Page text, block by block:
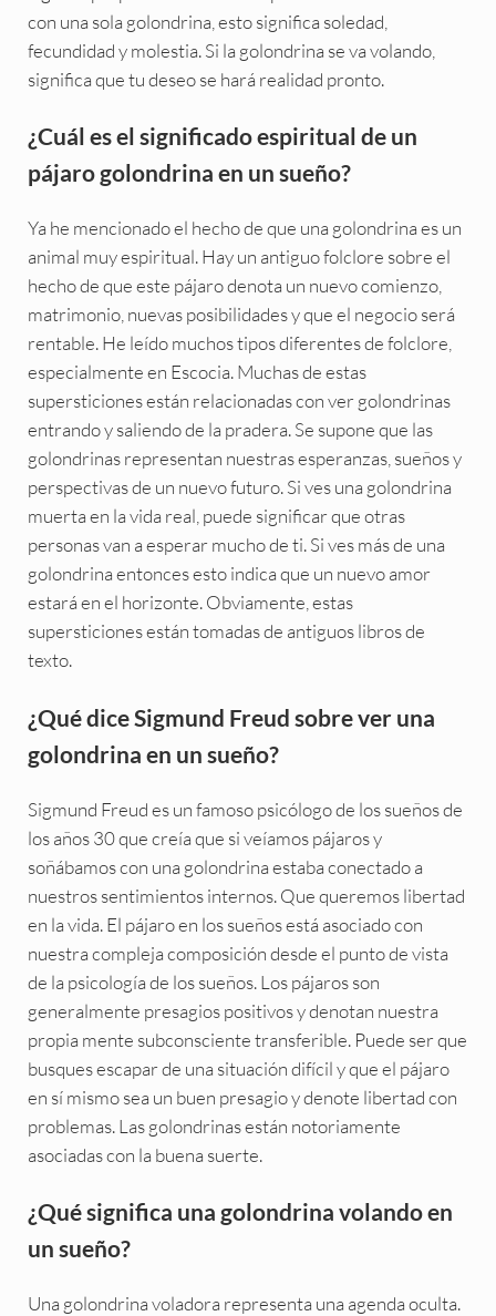
con una sola golondrina, esto significa soledad,
fecundidad y molestia. Si la golondrina se va volando,
significa que tu deseo se hará realidad pronto.
¿Cuál es el significado espiritual de un
pájaro golondrina en un sueño?
Ya he mencionado el hecho de que una golondrina es un
animal muy espiritual. Hay un antiguo folclore sobre el
hecho de que este pájaro denota un nuevo comienzo,
matrimonio, nuevas posibilidades y que el negocio será
rentable. He leído muchos tipos diferentes de folclore,
especialmente en Escocia. Muchas de estas
supersticiones están relacionadas con ver golondrinas
entrando y saliendo de la pradera. Se supone que las
golondrinas representan nuestras esperanzas, sueños y
perspectivas de un nuevo futuro. Si ves una golondrina
muerta en la vida real, puede significar que otras
personas van a esperar mucho de ti. Si ves más de una
golondrina entonces esto indica que un nuevo amor
estará en el horizonte. Obviamente, estas
supersticiones están tomadas de antiguos libros de
texto.
¿Qué dice Sigmund Freud sobre ver una
golondrina en un sueño?
Sigmund Freud es un famoso psicólogo de los sueños de
los años 30 que creía que si veíamos pájaros y
soñábamos con una golondrina estaba conectado a
nuestros sentimientos internos. Que queremos libertad
en la vida. El pájaro en los sueños está asociado con
nuestra compleja composición desde el punto de vista
de la psicología de los sueños. Los pájaros son
generalmente presagios positivos y denotan nuestra
propia mente subconsciente transferible. Puede ser que
busques escapar de una situación difícil y que el pájaro
en sí mismo sea un buen presagio y denote libertad con
problemas. Las golondrinas están notoriamente
asociadas con la buena suerte.
¿Qué significa una golondrina volando en
un sueño?
Una golondrina voladora representa una agenda oculta.